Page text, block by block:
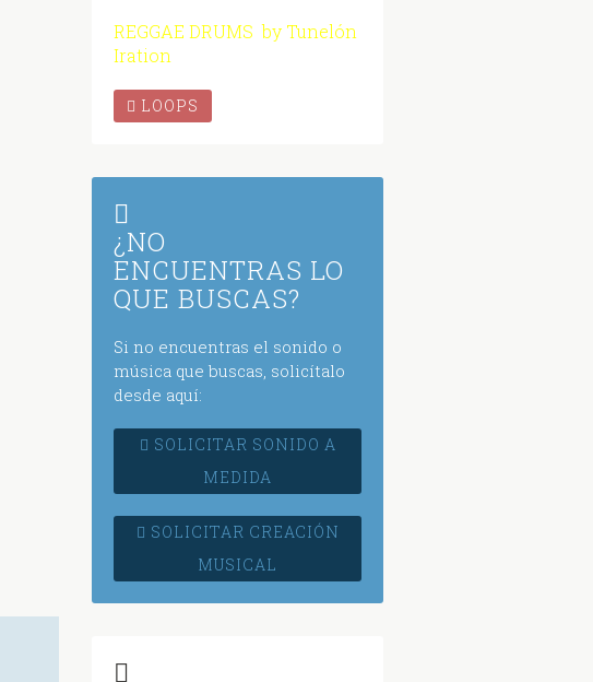
REGGAE DRUMS by Tunelón
Iration
LOOPS
¿NO
ENCUENTRAS LO
QUE BUSCAS?
Si no encuentras el sonido o
música que buscas, solicítalo
desde aquí:
SOLICITAR SONIDO A
MEDIDA
SOLICITAR CREACIÓN
MUSICAL